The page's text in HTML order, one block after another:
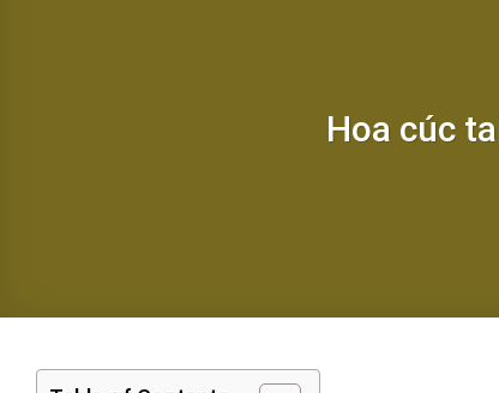
Hoa cúc